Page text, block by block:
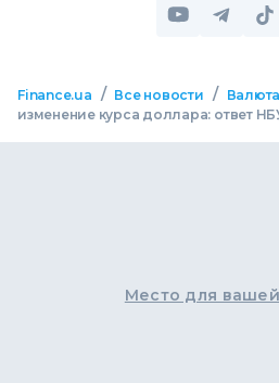
Finance.ua / Все новости / Валюта
изменение курса доллара: ответ
Место для